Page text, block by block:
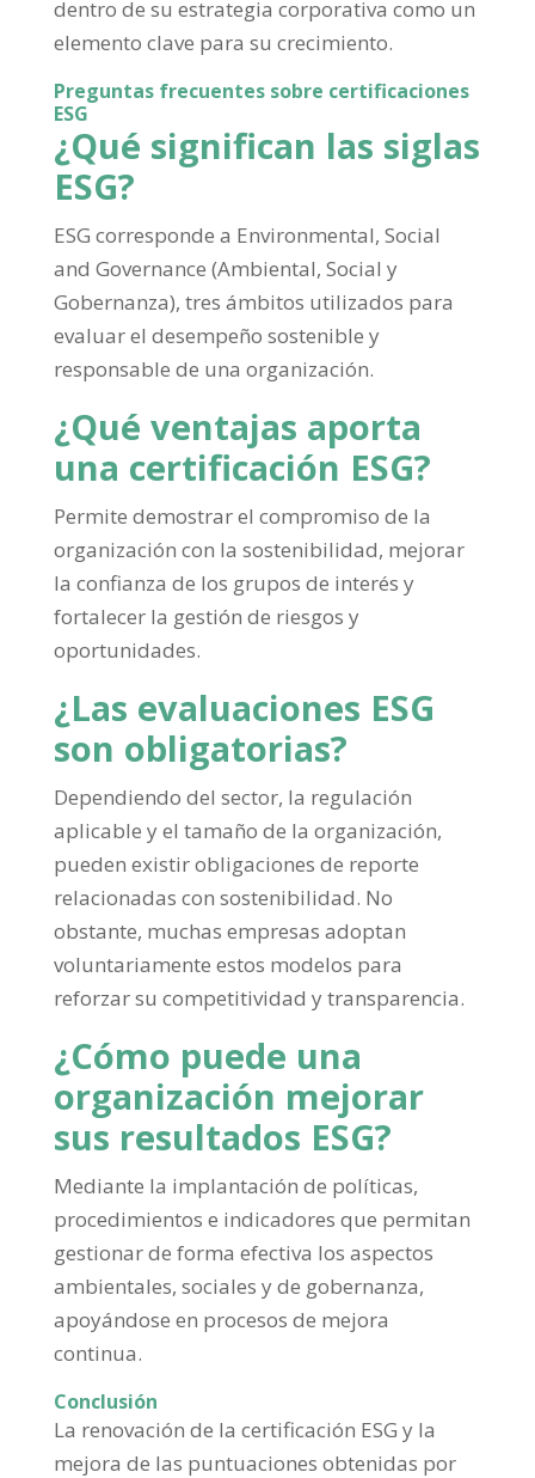
dentro de su estrategia corporativa como un
elemento clave para su crecimiento.
Preguntas frecuentes sobre certificaciones
ESG
¿Qué significan las siglas
ESG?
ESG corresponde a Environmental, Social
and Governance (Ambiental, Social y
Gobernanza), tres ámbitos utilizados para
evaluar el desempeño sostenible y
responsable de una organización.
¿Qué ventajas aporta
una certificación ESG?
Permite demostrar el compromiso de la
organización con la sostenibilidad, mejorar
la confianza de los grupos de interés y
fortalecer la gestión de riesgos y
oportunidades.
¿Las evaluaciones ESG
son obligatorias?
Dependiendo del sector, la regulación
aplicable y el tamaño de la organización,
pueden existir obligaciones de reporte
relacionadas con sostenibilidad. No
obstante, muchas empresas adoptan
voluntariamente estos modelos para
reforzar su competitividad y transparencia.
¿Cómo puede una
organización mejorar
sus resultados ESG?
Mediante la implantación de políticas,
procedimientos e indicadores que permitan
gestionar de forma efectiva los aspectos
ambientales, sociales y de gobernanza,
apoyándose en procesos de mejora
continua.
Conclusión
La renovación de la certificación ESG y la
mejora de las puntuaciones obtenidas por